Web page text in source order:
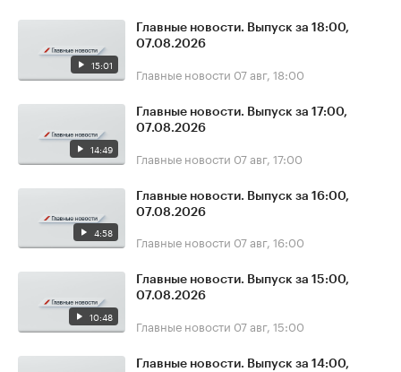
15:01
Главные новости. Выпуск за 18:00,
07.08.2026
Главные новости 07 авг, 18:00
14:49
Главные новости. Выпуск за 17:00,
07.08.2026
Главные новости 07 авг, 17:00
4:58
Главные новости. Выпуск за 16:00,
07.08.2026
Главные новости 07 авг, 16:00
10:48
Главные новости. Выпуск за 15:00,
07.08.2026
Главные новости 07 авг, 15:00
Главные новости. Выпуск за 14:00,